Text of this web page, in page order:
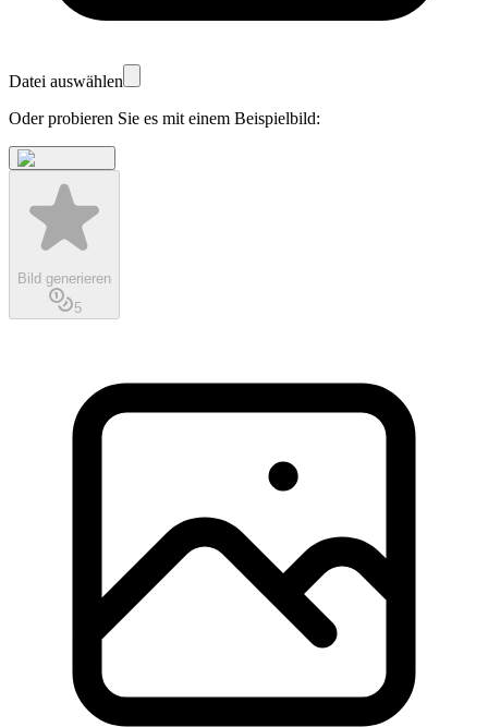
Datei auswählen
Oder probieren Sie es mit einem Beispielbild:
Bild generieren
5